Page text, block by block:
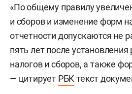
«По общему правилу
и сборов и изменение форм
отчетности допускаются не
пять лет после
налогов и сборов, а также
— цитирует РБК текст